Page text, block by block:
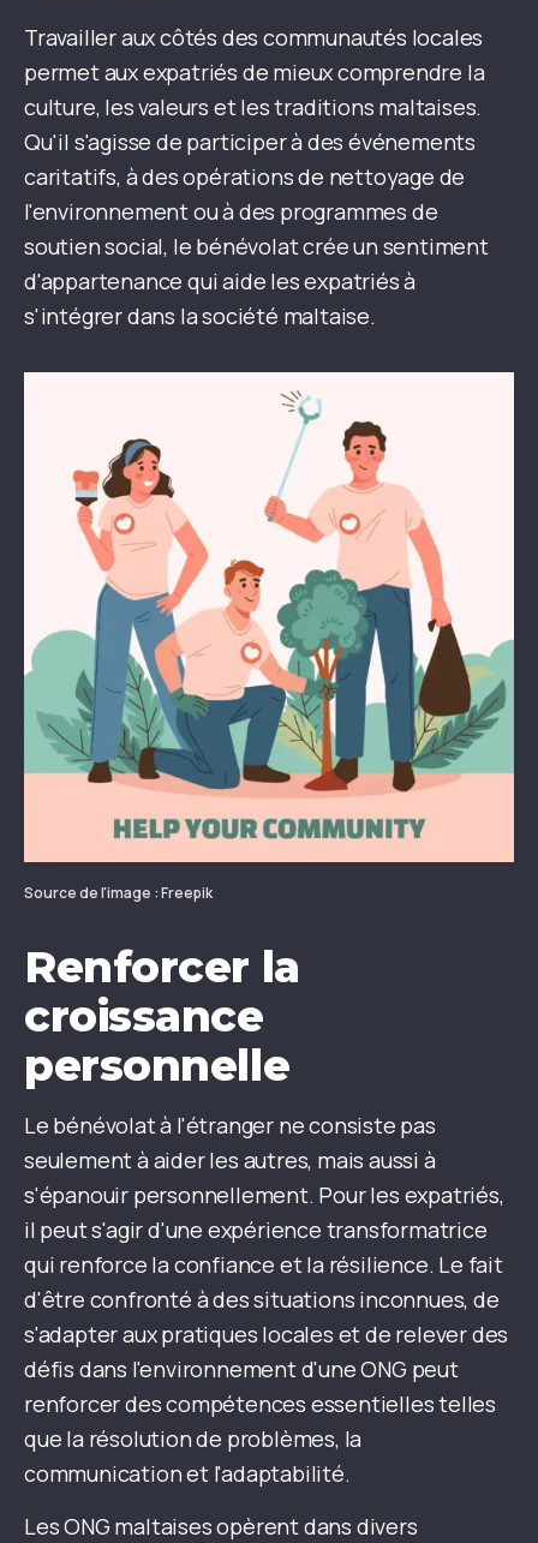
Travailler aux côtés des communautés locales
permet aux expatriés de mieux comprendre la
culture, les valeurs et les traditions maltaises.
Qu'il s'agisse de participer à des événements
caritatifs, à des opérations de nettoyage de
l'environnement ou à des programmes de
soutien social, le bénévolat crée un sentiment
d'appartenance qui aide les expatriés à
s'intégrer dans la société maltaise.
Source de l'image : Freepik
Renforcer la
croissance
personnelle
Le bénévolat à l'étranger ne consiste pas
seulement à aider les autres, mais aussi à
s'épanouir personnellement. Pour les expatriés,
il peut s'agir d'une expérience transformatrice
qui renforce la confiance et la résilience. Le fait
d'être confronté à des situations inconnues, de
s'adapter aux pratiques locales et de relever des
défis dans l'environnement d'une ONG peut
renforcer des compétences essentielles telles
que la résolution de problèmes, la
communication et l'adaptabilité.
Les ONG maltaises opèrent dans divers